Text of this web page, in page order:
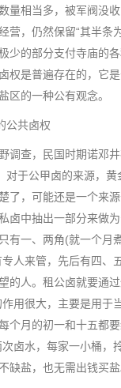
量相当多，被军阀没
营，仍然保留“其半条
少的部分支付寺庙的
权是普遍存在的，它
区的一种公有观念。
共卤权
查，民国时期诺邓井
对于公甲卤的来源，黄
了，可能还是一个来
卤中抽出一部分来做
有一、两角(就一个月
人来管，先后有四、
的人。租公卤就要通
用很大，主要是用于
个月的初一和十五都
卤水，每家一小桶，
缺盐，也无需出钱买盐